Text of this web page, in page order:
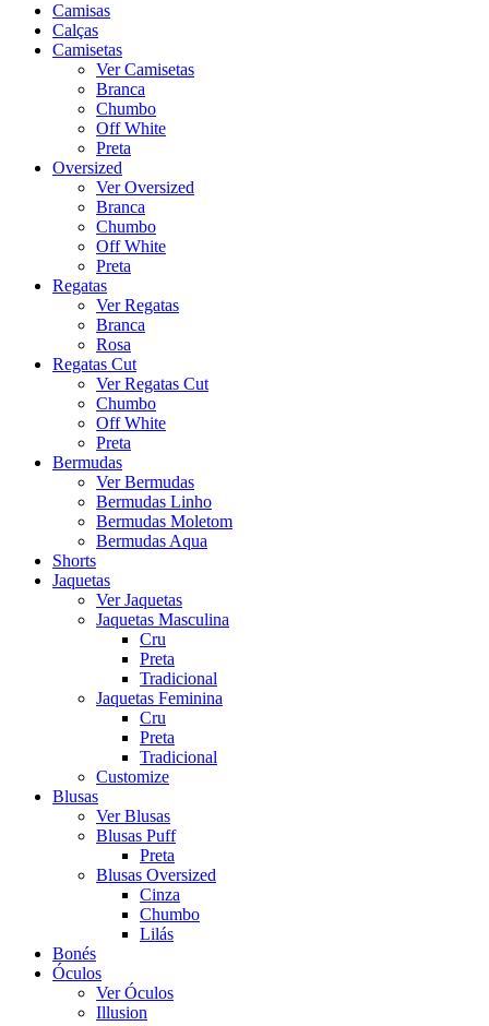
Camisas
Calças
Camisetas
Ver Camisetas
Branca
Chumbo
Off White
Preta
Oversized
Ver Oversized
Branca
Chumbo
Off White
Preta
Regatas
Ver Regatas
Branca
Rosa
Regatas Cut
Ver Regatas Cut
Chumbo
Off White
Preta
Bermudas
Ver Bermudas
Bermudas Linho
Bermudas Moletom
Bermudas Aqua
Shorts
Jaquetas
Ver Jaquetas
Jaquetas Masculina
Cru
Preta
Tradicional
Jaquetas Feminina
Cru
Preta
Tradicional
Customize
Blusas
Ver Blusas
Blusas Puff
Preta
Blusas Oversized
Cinza
Chumbo
Lilás
Bonés
Óculos
Ver Óculos
Illusion